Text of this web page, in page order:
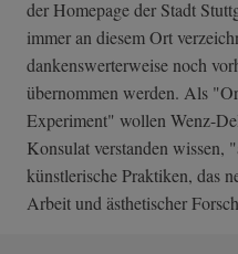
der Homepage der Stadt
immer an diesem Ort
dankenswerterweise noch
übernommen werden. Als
Experiment" wollen Wenz-
Konsulat verstanden wissen,
künstlerische Praktiken, das
Arbeit und ästhetischer